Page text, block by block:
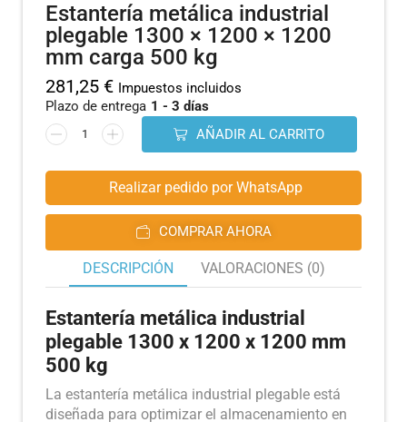
Estantería metálica industrial
plegable 1300 × 1200 × 1200
mm carga 500 kg
281,25 € Impuestos incluidos
Plazo de entrega 1 - 3 días
AÑADIR AL CARRITO
Realizar pedido por WhatsApp
COMPRAR AHORA
DESCRIPCIÓN VALORACIONES (0)
Estantería metálica industrial
plegable 1300 x 1200 x 1200 mm
500 kg
La estantería metálica industrial plegable está
diseñada para optimizar el almacenamiento en